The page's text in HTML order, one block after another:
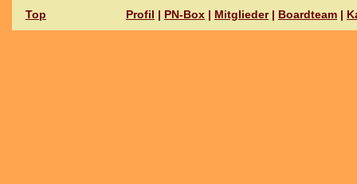
Top Profil | PN-Box | Mitglieder| Boardteam |